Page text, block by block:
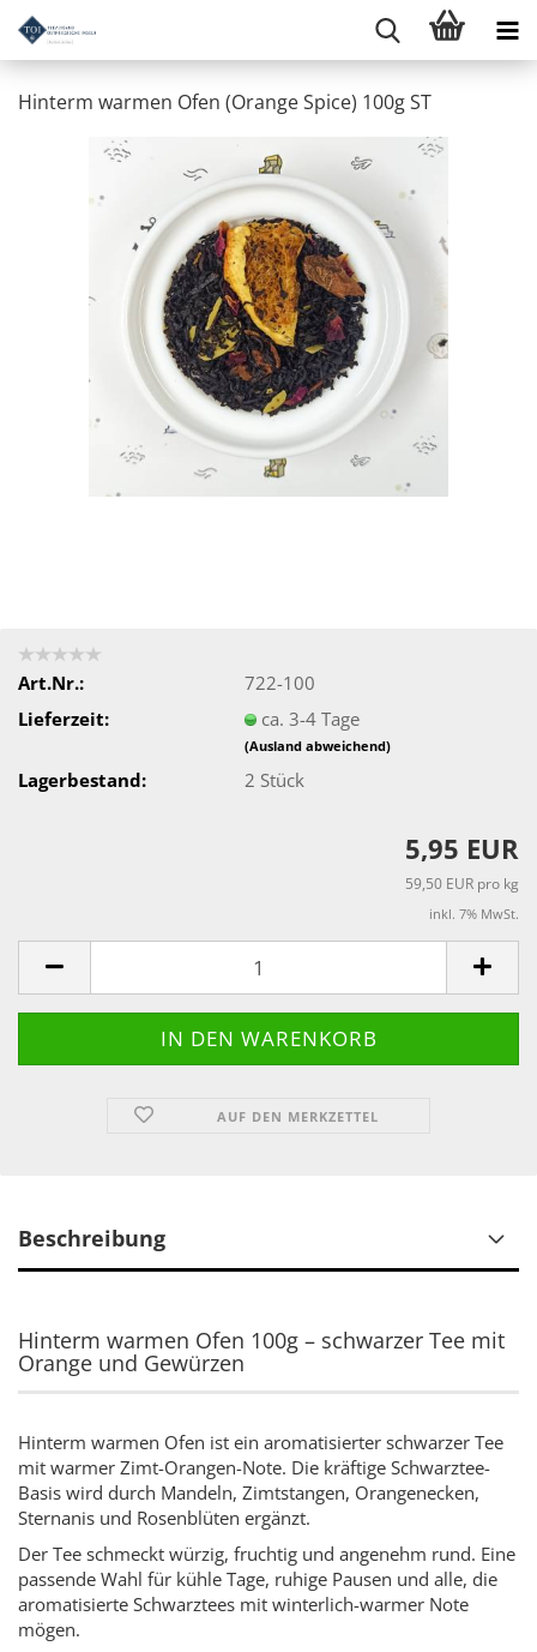
Hinterm warmen Ofen (Orange Spice) 100g ST
Art.Nr.:
722-100
Lieferzeit:
ca. 3-4 Tage
(Ausland abweichend)
Lagerbestand: 2 Stück
5,95 EUR
59,50 EUR pro kg
inkl. 7% MwSt.
AUF DEN MERKZETTEL
Beschreibung
Hinterm warmen Ofen 100g – schwarzer Tee mit
Orange und Gewürzen
Hinterm warmen Ofen ist ein aromatisierter schwarzer Tee
mit warmer Zimt-Orangen-Note. Die kräftige Schwarztee-
Basis wird durch Mandeln, Zimtstangen, Orangenecken,
Sternanis und Rosenblüten ergänzt.
Der Tee schmeckt würzig, fruchtig und angenehm rund. Eine
passende Wahl für kühle Tage, ruhige Pausen und alle, die
aromatisierte Schwarztees mit winterlich-warmer Note
mögen.